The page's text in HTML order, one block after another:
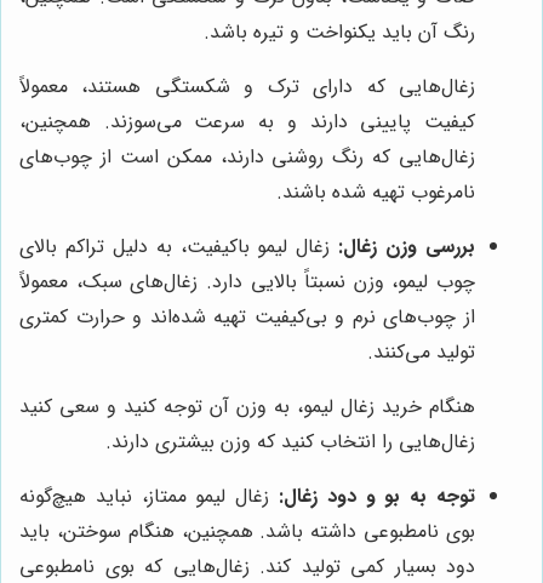
رنگ آن باید یکنواخت و تیره باشد.
زغال‌هایی که دارای ترک و شکستگی هستند، معمولاً
کیفیت پایینی دارند و به سرعت می‌سوزند. همچنین،
زغال‌هایی که رنگ روشنی دارند، ممکن است از چوب‌های
نامرغوب تهیه شده باشند.
بررسی وزن زغال: زغال لیمو باکیفیت، به دلیل تراکم بالای
چوب لیمو، وزن نسبتاً بالایی دارد. زغال‌های سبک، معمولاً
از چوب‌های نرم و بی‌کیفیت تهیه شده‌اند و حرارت کمتری
تولید می‌کنند.
هنگام خرید زغال لیمو، به وزن آن توجه کنید و سعی کنید
زغال‌هایی را انتخاب کنید که وزن بیشتری دارند.
توجه به بو و دود زغال: زغال لیمو ممتاز، نباید هیچ‌گونه
بوی نامطبوعی داشته باشد. همچنین، هنگام سوختن، باید
دود بسیار کمی تولید کند. زغال‌هایی که بوی نامطبوعی